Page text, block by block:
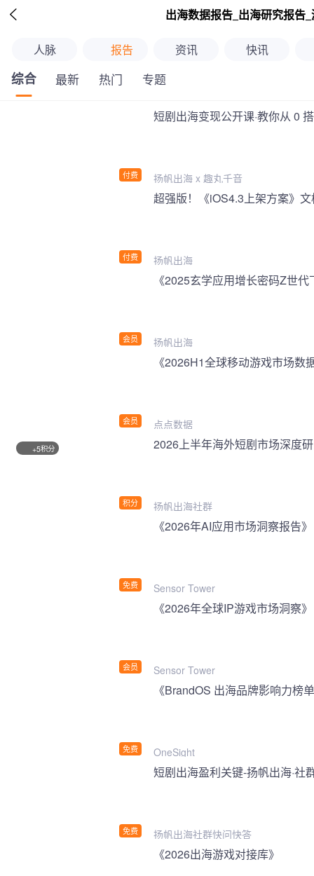
 出海数据报告_出海研究报告
人脉 报告 资讯 快讯
综合 最新 热门 专题
付费
短剧出海变现公开课·教你从 0
扬帆出海 x 趣丸千音
付费 扬帆出海
会员
《2025玄学应用增长密码Z世
扬帆出海
会员
《2026H1全球移动游戏市场数
点点数据
+5积分
积分
2026上半年海外短剧市场深度
扬帆出海社群
免费
《2026年AI应用市场洞察报告》
Sensor Tower
会员
《2026年全球IP游戏市场洞察》
Sensor Tower
免费
《BrandOS 出海品牌影响力榜
OneSight
免费
短剧出海盈利关键-扬帆出海·社
扬帆出海社群快问快答
《2026出海游戏对接库》